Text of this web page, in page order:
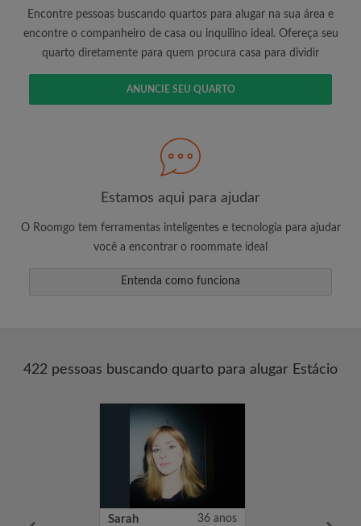
É 100% grátis!
Crie uma conta e comece a procurar
Envie mensagens ilimitadas para todos os
Solicite ilimitadas visitas aos quartos
changes de encontrar um quarto
Encontre pessoas buscando quartos para alugar na sua área e
encontre o companheiro de casa ou inquilino ideal. Ofereça seu
quarto diretamente para quem procura casa para dividir
ANUNCIE SEU QUARTO
Estamos aqui para ajudar
O Roomgo tem ferramentas inteligentes e tecnologia para ajudar
você a encontrar o roommate ideal
Entenda como funciona
422 pessoas buscando quarto para alugar Estácio
Sarah 36 anos